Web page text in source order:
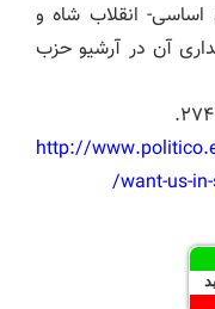
انقلاب شاه و
آن در آرشیو حزب
http://
want-us-